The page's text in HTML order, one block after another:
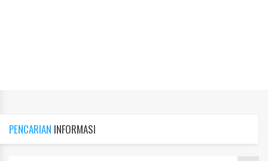
PENCARIAN INFORMASI